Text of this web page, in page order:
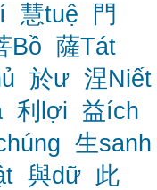
慧tuệ
門
Bồ 薩Tát
於ư 涅Niết
利lợi 益ích
生sanh
與dữ 此